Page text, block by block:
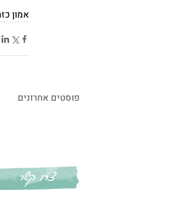
אמון
פוסטים אחרונים
צרו קשר